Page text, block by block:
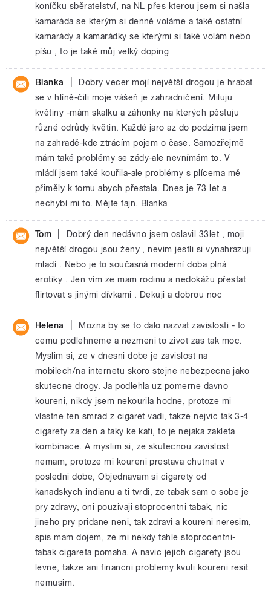
koníčku sběratelství, na NL přes kterou jsem si našla
kamaráda se kterým si denně voláme a také ostatní
kamarády a kamarádky se kterými si také volám nebo
píšu , to je také můj velký doping
Blanka
Dobry vecer mojí největší drogou je hrabat
se v hlíně-čili moje vášeň je zahradničení. Miluju
květiny -mám skalku a záhonky na kterých pěstuju
různé odrůdy květin. Každé jaro az do podzima jsem
na zahradě-kde ztrácím pojem o čase. Samozřejmě
mám také problémy se zády-ale nevnímám to. V
mládí jsem také kouřila-ale problémy s plícema mě
přiměly k tomu abych přestala. Dnes je 73 let a
nechybí mi to. Mějte fajn. Blanka
Tom
Dobrý den nedávno jsem oslavil 33let , moji
největší drogou jsou ženy , nevim jestli si vynahrazuji
mladí . Nebo je to současná moderní doba plná
erotiky . Jen vím ze mam rodinu a nedokážu přestat
flirtovat s jinými dívkami . Dekuji a dobrou noc
Helena
Mozna by se to dalo nazvat zavislosti - to
cemu podlehneme a nezmeni to zivot zas tak moc.
Myslim si, ze v dnesni dobe je zavislost na
mobilech/na internetu skoro stejne nebezpecna jako
skutecne drogy. Ja podlehla uz pomerne davno
koureni, nikdy jsem nekourila hodne, protoze mi
vlastne ten smrad z cigaret vadi, takze nejvic tak 3-4
cigarety za den a taky ke kafi, to je nejaka zakleta
kombinace. A myslim si, ze skutecnou zavislost
nemam, protoze mi koureni prestava chutnat v
posledni dobe, Objednavam si cigarety od
kanadskych indianu a ti tvrdi, ze tabak sam o sobe je
pry zdravy, oni pouzivaji stoprocentni tabak, nic
jineho pry pridane neni, tak zdravi a koureni neresim,
spis mam dojem, ze mi nekdy tahle stoprocentni-
tabak cigareta pomaha. A navic jejich cigarety jsou
levne, takze ani financni problemy kvuli koureni resit
nemusim.